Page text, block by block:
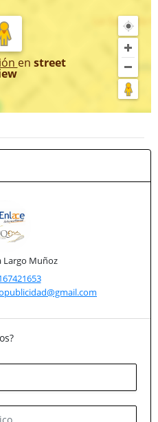
en street
Largo Muñoz